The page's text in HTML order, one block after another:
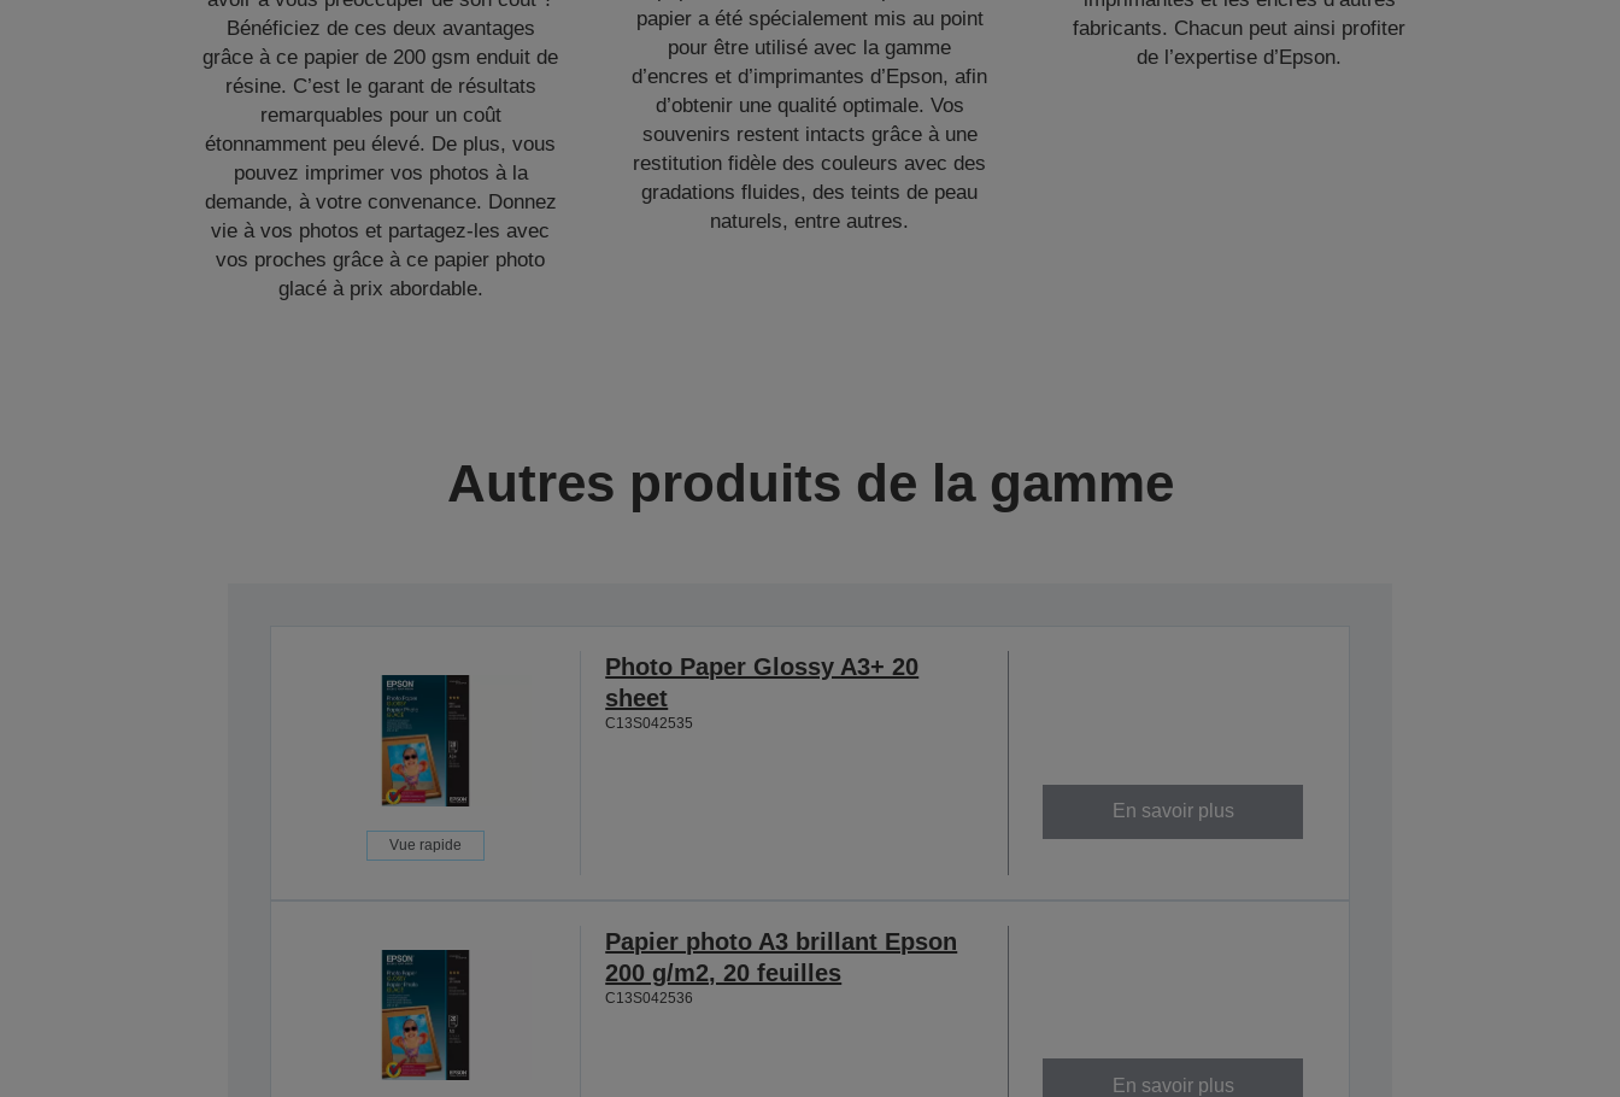
Bénéficiez de ces deux avantages
grâce à ce papier de 200 gsm enduit de
résine. C’est le garant de résultats
remarquables pour un coût
étonnamment peu élevé. De plus, vous
pouvez imprimer vos photos à la
demande, à votre convenance. Donnez
vie à vos photos et partagez-les avec
vos proches grâce à ce papier photo
glacé à prix abordable.
papier a été spécialement mis au point
pour être utilisé avec la gamme
d’encres et d’imprimantes d’Epson, afin
d’obtenir une qualité optimale. Vos
souvenirs restent intacts grâce à une
restitution fidèle des couleurs avec des
gradations fluides, des teints de peau
naturels, entre autres.
fabricants. Chacun peut ainsi profiter
de l’expertise d’Epson.
Autres produits de la gamme
Vue rapide
Photo Paper Glossy A3+ 20
sheet
C13S042535
En savoir plus
Papier photo A3 brillant Epson
200 g/m2, 20 feuilles
C13S042536
En savoir plus